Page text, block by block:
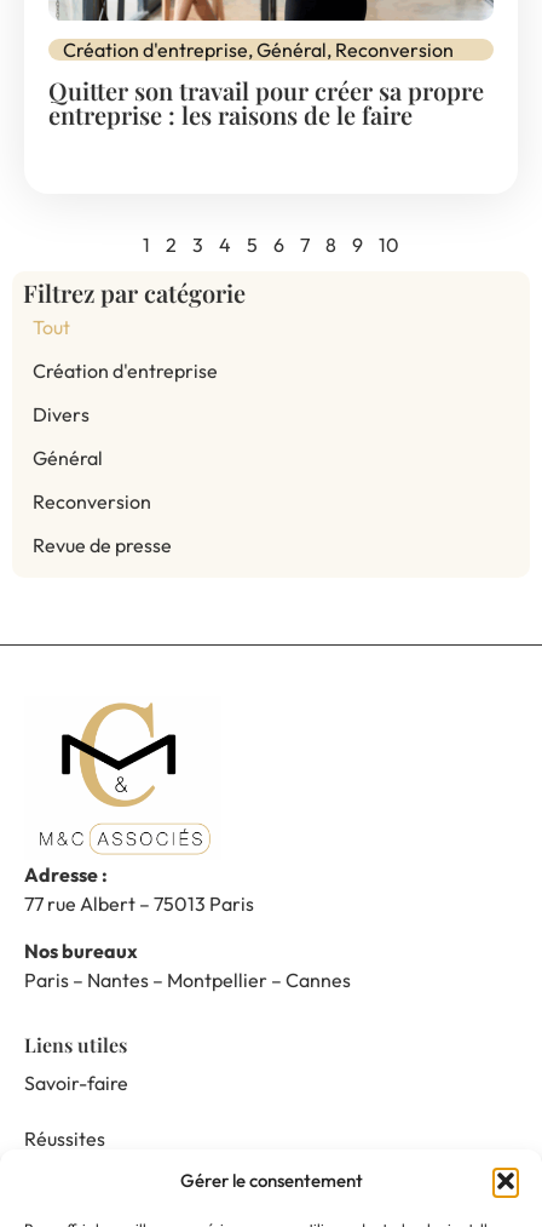
Gérer le consentement
Création d'entreprise,Général, Reconversion
Quitter son travail pour créer sa propre
entreprise : les raisons de le faire
1 2 3 4 5 6 7 8 9 10
Filtrez par catégorie
Création d'entreprise
Divers
Général
Reconversion
Revue de presse
Tout
Adresse :
77 rue Albert – 75013 Paris
Nos bureaux
Paris – Nantes – Montpellier – Cannes
Liens utiles
Savoir-faire
Réussites